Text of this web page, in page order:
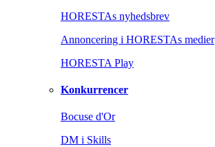
HORESTAs nyhedsbrev
Annoncering i HORESTAs medier
HORESTA Play
Konkurrencer
Bocuse d'Or
DM i Skills